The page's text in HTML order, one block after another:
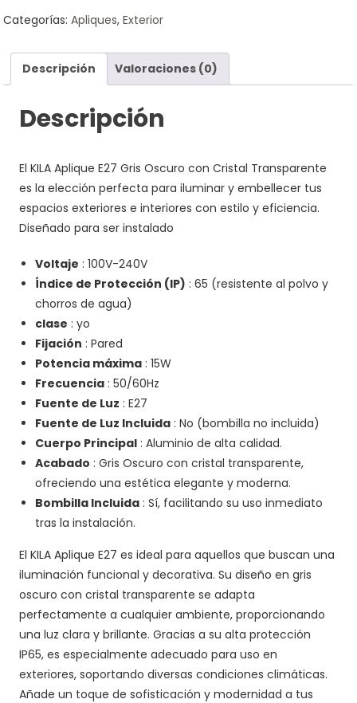
cantidad
Categorías:Apliques,Exterior
Descripción Valoraciones (0)
Descripción
El KILA Aplique E27 Gris Oscuro con Cristal Transparente
es la elección perfecta para iluminar y embellecer tus
espacios exteriores e interiores con estilo y eficiencia.
Diseñado para ser instalado
Voltaje : 100V-240V
Índice de Protección (IP) : 65 (resistente al polvo y
chorros de agua)
clase : yo
Fijación : Pared
Potencia máxima : 15W
Frecuencia : 50/60Hz
Fuente de Luz : E27
Fuente de Luz Incluida : No (bombilla no incluida)
Cuerpo Principal : Aluminio de alta calidad.
Acabado : Gris Oscuro con cristal transparente,
ofreciendo una estética elegante y moderna.
Bombilla Incluida : Sí, facilitando su uso inmediato
tras la instalación.
El KILA Aplique E27 es ideal para aquellos que buscan una
iluminación funcional y decorativa. Su diseño en gris
oscuro con cristal transparente se adapta
perfectamente a cualquier ambiente, proporcionando
una luz clara y brillante. Gracias a su alta protección
IP65, es especialmente adecuado para uso en
exteriores, soportando diversas condiciones climáticas.
Añade un toque de sofisticación y modernidad a tus